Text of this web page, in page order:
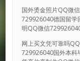
国外烫金照片QQ微
729926040德国留学
明QQ微信
网上买文凭可靠吗
729926040国外本科